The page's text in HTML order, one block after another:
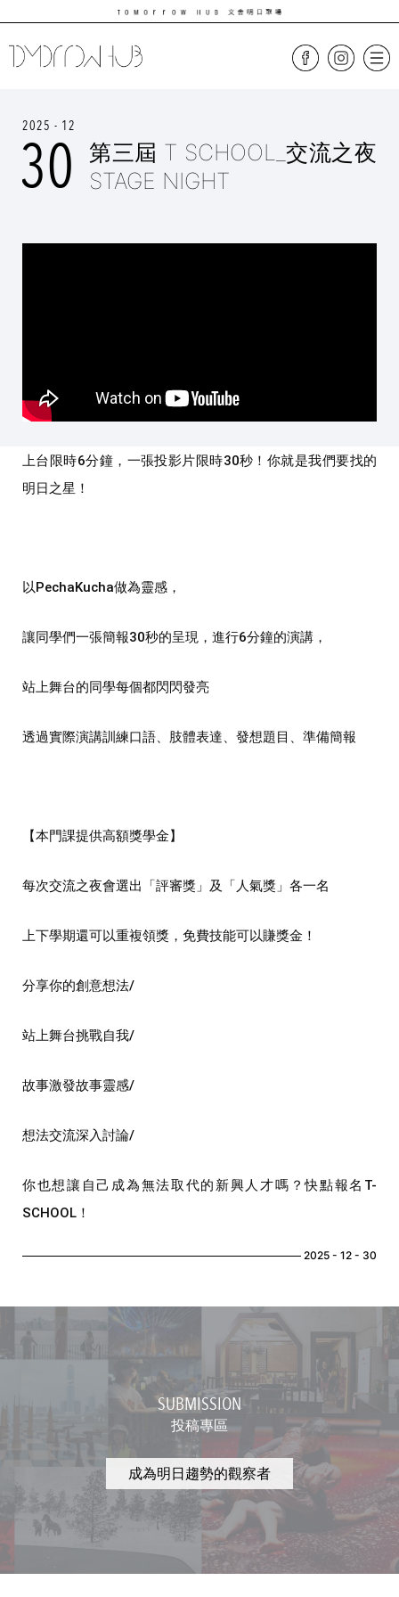
2025 - 12
30
第三屆 T SCHOOL_交流之夜
STAGE NIGHT
上台限時6分鐘，⼀張投影⽚限時30秒！ 你就是我們要找的
明日之星！
以PechaKucha做為靈感，
讓同學們一張簡報30秒的呈現，進行6分鐘的演講，
站上舞台的同學每個都閃閃發亮
透過實際演講訓練⼝語、肢體表達、發想題⽬、準備簡報
【本⾨課提供⾼額獎學⾦】
每次交流之夜會選出「評審獎」及「⼈氣獎」各⼀名
上下學期還可以重複領獎，免費技能可以賺獎⾦！
分享你的創意想法/
站上舞台挑戰⾃我/
故事激發故事靈感/
想法交流深⼊討論/
你也想讓⾃⼰成為無法取代的新興⼈才嗎？快點報名T-
SCHOOL！
2025 - 12 - 30
SUBMISSION
投稿專區
成為明日趨勢的觀察者